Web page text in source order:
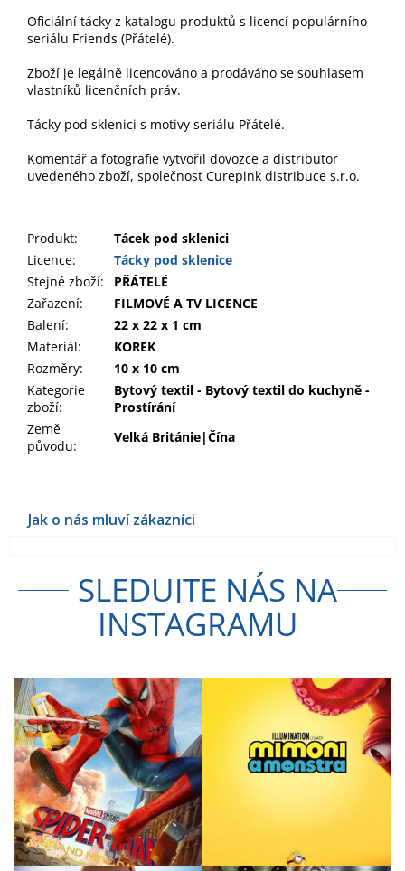
Oficiální tácky z katalogu produktů s licencí populárního
seriálu Friends (Přátelé).
Zboží je legálně licencováno a prodáváno se souhlasem
vlastníků licenčních práv.
Tácky pod sklenici s motivy seriálu Přátelé.
Komentář a fotografie vytvořil dovozce a distributor
uvedeného zboží, společnost Curepink distribuce s.r.o.
Produkt:
Tácek pod sklenici
Licence:
Tácky pod sklenice
Stejné zboží:
PŘÁTELÉ
Zařazení:
FILMOVÉ A TV LICENCE
Balení:
22 x 22 x 1 cm
Materiál:
KOREK
Rozměry:
10 x 10 cm
Kategorie
zboží:
Bytový textil - Bytový textil do kuchyně -
Prostírání
Země
původu:
Velká Británie|Čína
SLEDUJTE NÁS NA
INSTAGRAMU